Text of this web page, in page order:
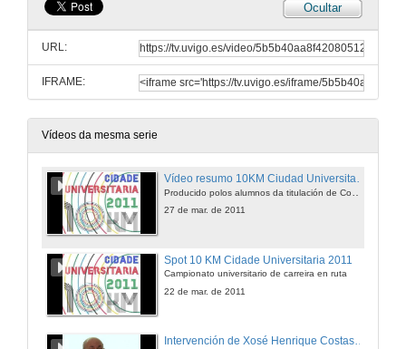
Ocultar
URL:
IFRAME:
Vídeos da mesma serie
Vídeo resumo 10KM Ciudad Universitaria 2011
27 de mar. de 2011
Spot 10 KM Cidade Universitaria 2011
Campionato universitario de carreira en ruta
22 de mar. de 2011
Intervención de Xosé Henrique Costas González